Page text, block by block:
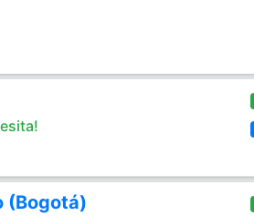
(Bogotá)